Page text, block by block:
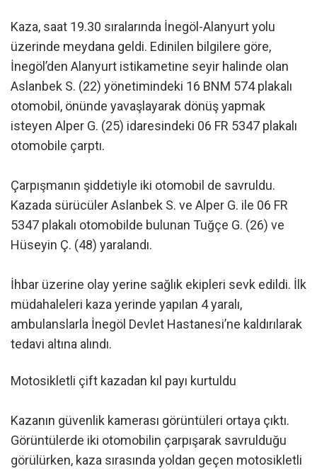
Kaza, saat 19.30 sıralarında İnegöl-Alanyurt yolu
üzerinde meydana geldi. Edinilen bilgilere göre,
İnegöl’den Alanyurt istikametine seyir halinde olan
Aslanbek S. (22) yönetimindeki 16 BNM 574 plakalı
otomobil, önünde yavaşlayarak dönüş yapmak
isteyen Alper G. (25) idaresindeki 06 FR 5347 plakalı
otomobile çarptı.
Çarpışmanın şiddetiyle iki otomobil de savruldu.
Kazada sürücüler Aslanbek S. ve Alper G. ile 06 FR
5347 plakalı otomobilde bulunan Tuğçe G. (26) ve
Hüseyin Ç. (48) yaralandı.
İhbar üzerine olay yerine sağlık ekipleri sevk edildi. İlk
müdahaleleri kaza yerinde yapılan 4 yaralı,
ambulanslarla İnegöl Devlet Hastanesi’ne kaldırılarak
tedavi altına alındı.
Motosikletli çift kazadan kıl payı kurtuldu
Kazanın güvenlik kamerası görüntüleri ortaya çıktı.
Görüntülerde iki otomobilin çarpışarak savrulduğu
görülürken, kaza sırasında yoldan geçen motosikletli